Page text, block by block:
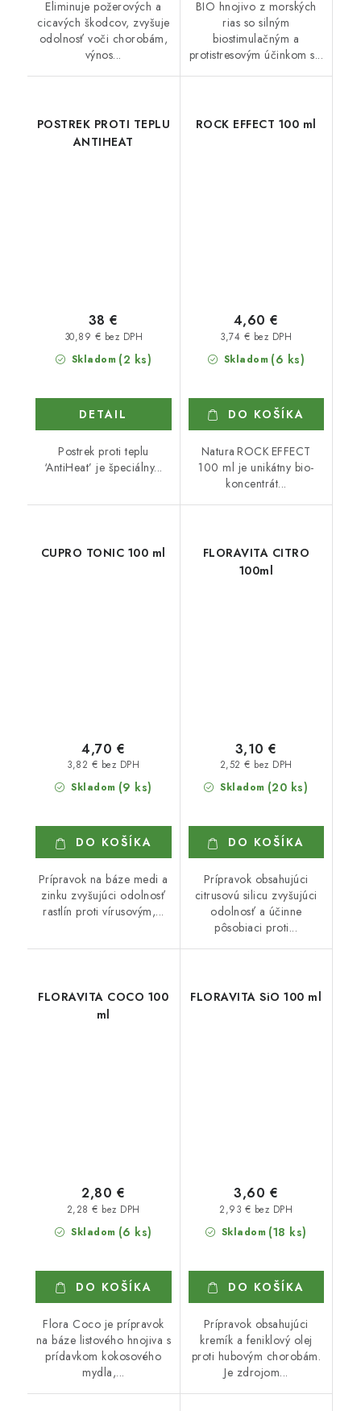
Eliminuje požerových a
cicavých škodcov, zvyšuje
odolnosť voči chorobám,
výnos...
BIO hnojivo z morských
rias so silným
biostimulačným a
protistresovým účinkom s...
POSTREK PROTI TEPLU
ANTIHEAT
Skladom (2 ks)
30,89 € bez DPH
38 €
DETAIL
Postrek proti teplu
‘AntiHeat’ je špeciálny...
ROCK EFFECT 100 ml
Skladom (6 ks)
3,74 € bez DPH
4,60 €
DO KOŠÍKA
Natura ROCK EFFECT
100 ml je unikátny bio-
koncentrát...
CUPRO TONIC 100 ml
Skladom (9 ks)
3,82 € bez DPH
4,70 €
DO KOŠÍKA
Prípravok na báze medi a
zinku zvyšujúci odolnosť
rastlín proti vírusovým,...
FLORAVITA CITRO
100ml
Skladom (20 ks)
2,52 € bez DPH
3,10 €
DO KOŠÍKA
Prípravok obsahujúci
citrusovú silicu zvyšujúci
odolnosť a účinne
pôsobiaci proti...
FLORAVITA COCO 100
ml
Skladom (6 ks)
2,28 € bez DPH
2,80 €
DO KOŠÍKA
Flora Coco je prípravok
na báze listového hnojiva s
prídavkom kokosového
mydla,...
FLORAVITA SiO 100 ml
Skladom (18 ks)
2,93 € bez DPH
3,60 €
DO KOŠÍKA
Prípravok obsahujúci
kremík a feniklový olej
proti hubovým chorobám.
Je zdrojom...